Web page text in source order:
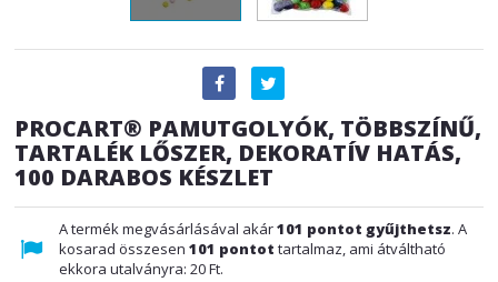
PROCART® PAMUTGOLYÓK, TÖBBSZÍNŰ,
TARTALÉK LŐSZER, DEKORATÍV HATÁS,
100 DARABOS KÉSZLET
A termék megvásárlásával akár101 pontot gyűjthetsz. A
kosarad összesen 101 pontot tartalmaz, ami átváltható
ekkora utalványra: 20 Ft.